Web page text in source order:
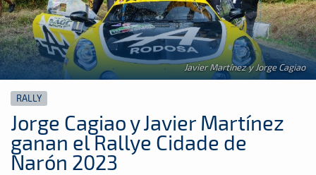
AGENDA
GALERÍAS
TIENDA
Javier Martínez y Jorge Cagiao
RALLY
Jorge Cagiao y Javier Martínez
ganan el Rallye Cidade de
Narón 2023